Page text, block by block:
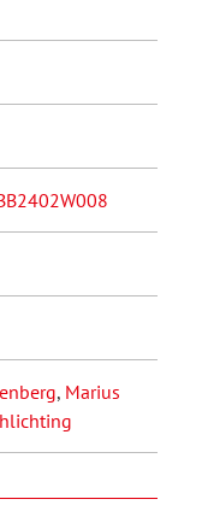
, Marius